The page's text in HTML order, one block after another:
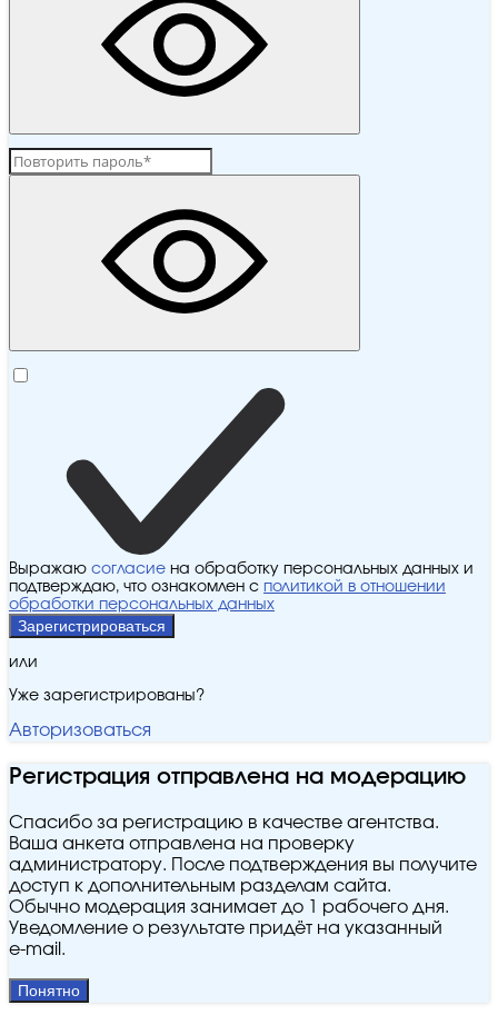
Выражаю согласие на обработку персональных данных и
подтверждаю, что ознакомлен с политикой в отношении
обработки персональных данных
Зарегистрироваться
или
Уже зарегистрированы?
Авторизоваться
Регистрация отправлена на модерацию
Спасибо за регистрацию в качестве агентства.
Ваша анкета отправлена на проверку
администратору. После подтверждения вы получите
доступ к дополнительным разделам сайта.
Обычно модерация занимает до 1 рабочего дня.
Уведомление о результате придёт на указанный
e‑mail.
Понятно